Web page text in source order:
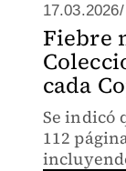
17.03.2026/
Fiebre
cada
Se indicó
112